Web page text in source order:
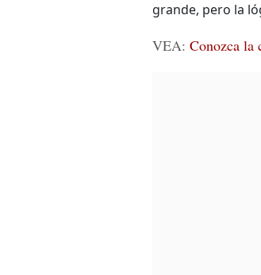
grande, pero la
VEA: Conozca la